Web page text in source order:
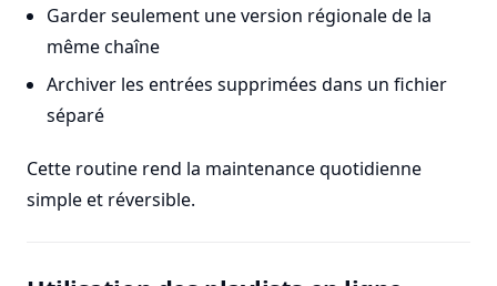
Garder seulement une version régionale de la
même chaîne
Archiver les entrées supprimées dans un fichier
séparé
Cette routine rend la maintenance quotidienne
simple et réversible.